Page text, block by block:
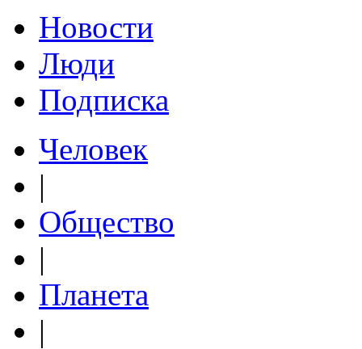
Новости
Люди
Подписка
Человек
|
Общество
|
Планета
|